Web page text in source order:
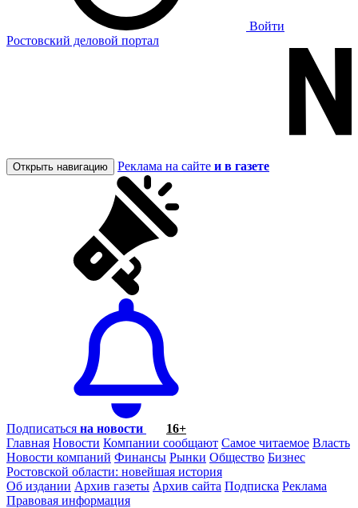
Войти
Ростовский деловой портал
Открыть навигацию Реклама на сайте и в газете
Подписаться на новости
16+
Главная Новости Компании сообщают Самое читаемое Власть
Новости компаний Финансы Рынки Общество Бизнес
Ростовской области: новейшая история
Об издании Архив газеты Архив сайта Подписка Реклама
Правовая информация